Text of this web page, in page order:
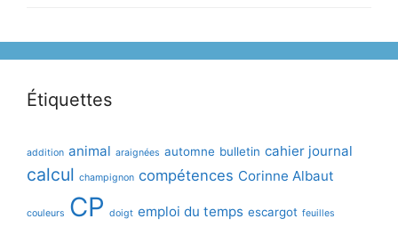
Étiquettes
addition animal araignées automne bulletin cahier journal
calcul champignon compétences Corinne Albaut
couleurs CP doigt emploi du temps escargot feuilles